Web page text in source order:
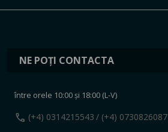
NE POȚI CONTACTA
între orele 10:00 și 18:00 (L-V)
call (+4) 0314215543 / (+4) 0730826087